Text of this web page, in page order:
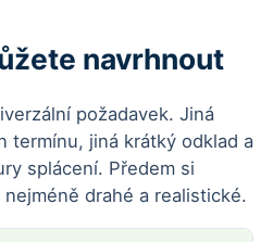
navrhnout
požadavek. Jiná
termínu, jiná krátký odklad a
splácení. Předem si
drahé a realistické.